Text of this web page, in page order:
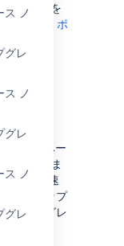
ノ
グレ
ノ
グレ
ノ
グレ
の準備
」を
Java API ポ
データベー
に開始しま
ロセスの速
ックアップ
アップグレ